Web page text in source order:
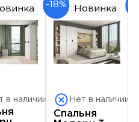
в наличии
-18% Новинка
Нет в наличии
Спальня
-